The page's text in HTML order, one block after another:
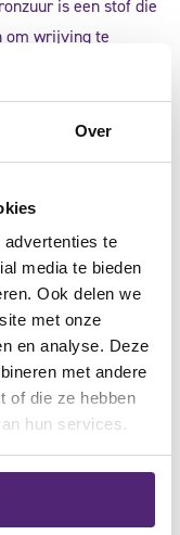
Over
te
media te bieden
Ook delen we
met onze
en analyse. Deze
met andere
of die ze hebben
hun services.
is een stof die
om wrijving te
wordt
kan het ook
Syndroom door
om ontsteking
injecties
patiënten met
hulp te
complicaties
om de